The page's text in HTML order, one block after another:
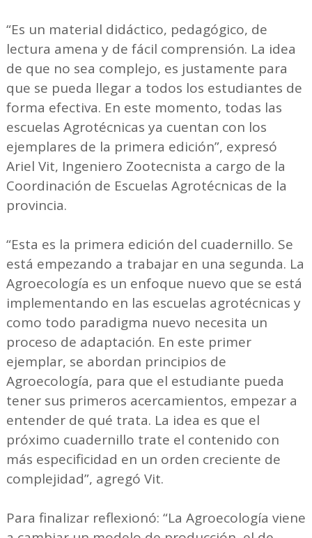
“Es un material didáctico, pedagógico, de
lectura amena y de fácil comprensión. La idea
de que no sea complejo, es justamente para
que se pueda llegar a todos los estudiantes de
forma efectiva. En este momento, todas las
escuelas Agrotécnicas ya cuentan con los
ejemplares de la primera edición”, expresó
Ariel Vit, Ingeniero Zootecnista a cargo de la
Coordinación de Escuelas Agrotécnicas de la
provincia.
“Esta es la primera edición del cuadernillo. Se
está empezando a trabajar en una segunda. La
Agroecología es un enfoque nuevo que se está
implementando en las escuelas agrotécnicas y
como todo paradigma nuevo necesita un
proceso de adaptación. En este primer
ejemplar, se abordan principios de
Agroecología, para que el estudiante pueda
tener sus primeros acercamientos, empezar a
entender de qué trata. La idea es que el
próximo cuadernillo trate el contenido con
más especificidad en un orden creciente de
complejidad”, agregó Vit.
Para finalizar reflexionó: “La Agroecología viene